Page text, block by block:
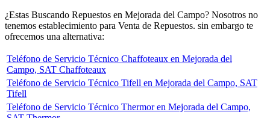
¿Estas Buscando Repuestos en Mejorada del Campo? Nosotros no
tenemos establecimiento para Venta de Repuestos. sin embargo te
ofrecemos una alternativa:
Teléfono de Servicio Técnico Chaffoteaux en Mejorada del
Campo, SAT Chaffoteaux
Teléfono de Servicio Técnico Tifell en Mejorada del Campo, SAT
Tifell
Teléfono de Servicio Técnico Thermor en Mejorada del Campo,